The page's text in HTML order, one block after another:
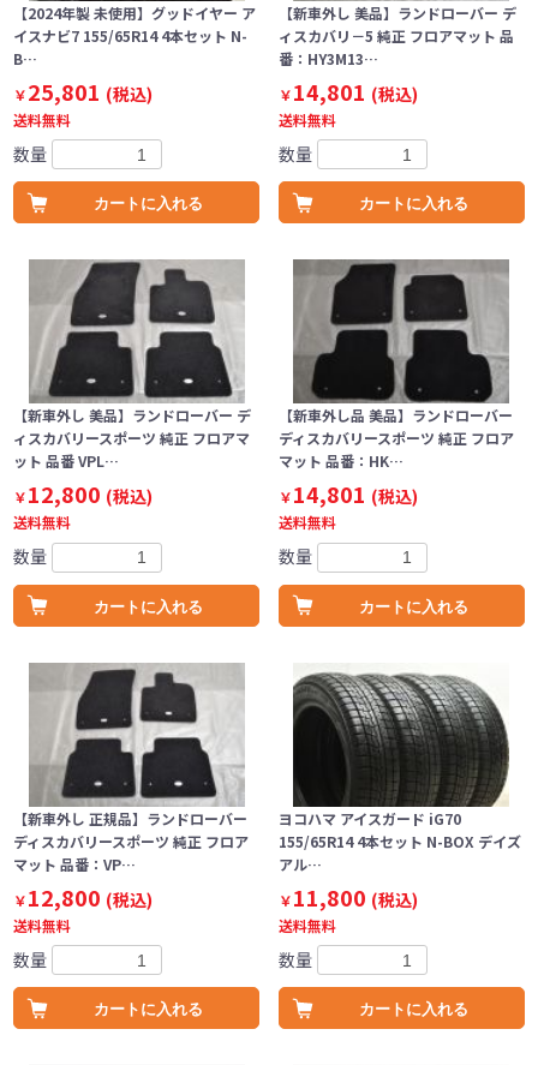
【2024年製 未使用】グッドイヤー ア
イスナビ7 155/65R14 4本セット N-
B…
￥25,801 (税込)
送料無料
数量
カートに入れる
【新車外し 美品】ランドローバー デ
ィスカバリ－5 純正 フロアマット 品
番：HY3M13…
￥14,801 (税込)
送料無料
数量
カートに入れる
【新車外し 美品】ランドローバー デ
ィスカバリースポーツ 純正 フロアマ
ット 品番 VPL…
￥12,800 (税込)
送料無料
数量
カートに入れる
【新車外し品 美品】ランドローバー
ディスカバリースポーツ 純正 フロア
マット 品番：HK…
￥14,801 (税込)
送料無料
数量
カートに入れる
【新車外し 正規品】ランドローバー
ディスカバリースポーツ 純正 フロア
マット 品番：VP…
￥12,800 (税込)
送料無料
数量
カートに入れる
ヨコハマ アイスガード iG70
155/65R14 4本セット N-BOX デイズ
アル…
￥11,800 (税込)
送料無料
数量
カートに入れる